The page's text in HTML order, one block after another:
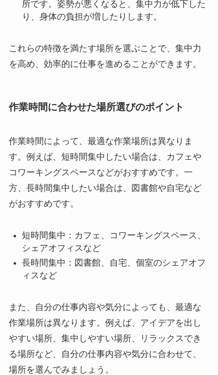
所です。姿勢が悪くなると、集中力が低下した
り、身体の負担が増したりします。
これらの特徴を満たす場所を選ぶことで、集中力
を高め、効率的に仕事を進めることができます。
作業時間に合わせた場所選びのポイント
作業時間によって、最適な作業場所は異なりま
す。例えば、短時間集中したい場合は、カフェや
コワーキングスペースなどがおすすめです。一
方、長時間集中したい場合は、図書館や自宅など
がおすすめです。
短時間集中：カフェ、コワーキングスペース、
シェアオフィスなど
長時間集中：図書館、自宅、個室のシェアオフ
ィスなど
また、自分の仕事内容や気分によっても、最適な
作業場所は異なります。例えば、アイデアを出し
やすい場所、集中しやすい場所、リラックスでき
る場所など、自分の仕事内容や気分に合わせて、
場所を選んでみましょう。